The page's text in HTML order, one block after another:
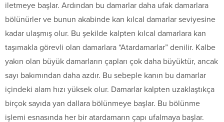
iletmeye başlar. Ardından bu damarlar daha ufak damarlara
bölünürler ve bunun akabinde kan kılcal damarlar seviyesine
kadar ulaşmış olur. Bu şekilde kalpten kılcal damarlara kan
taşımakla görevli olan damarlara “Atardamarlar” denilir. Kalbe
yakın olan büyük damarların çapları çok daha büyüktür, ancak
sayı bakımından daha azdır. Bu sebeple kanın bu damarlar
içindeki alam hızı yüksek olur. Damarlar kalpten uzaklaştıkça
birçok sayıda yan dallara bölünmeye başlar. Bu bölünme
işlemi esnasında her bir atardamarın çapı ufalmaya başlar.